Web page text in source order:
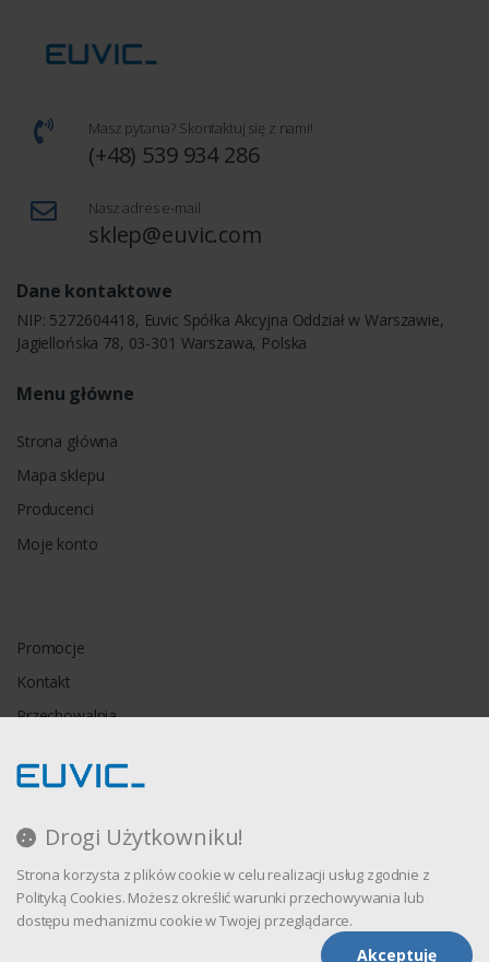
Drogi Użytkowniku!
Strona korzysta z plików cookie w celu realizacji usług zgodnie z
Polityką Cookies. Możesz określić warunki przechowywania lub
dostępu mechanizmu cookie w Twojej przeglądarce.
Akceptuję
Masz pytania? Skontaktuj się z nami!
(+48) 539 934 286
Nasz adres e-mail
sklep@euvic.com
Dane kontaktowe
NIP: 5272604418, Euvic Spółka Akcyjna Oddział w Warszawie,
Jagiellońska 78, 03-301 Warszawa, Polska
Menu główne
Strona główna
Mapa sklepu
Producenci
Moje konto
Promocje
Kontakt
Przechowalnia
Regulamin
Polityka prywatności